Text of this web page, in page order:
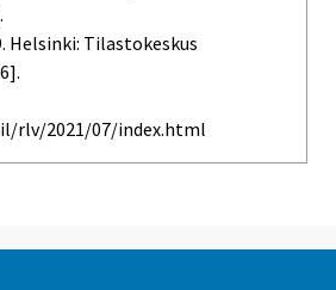
Helsinki: Tilastokeskus
2021/07/index.html